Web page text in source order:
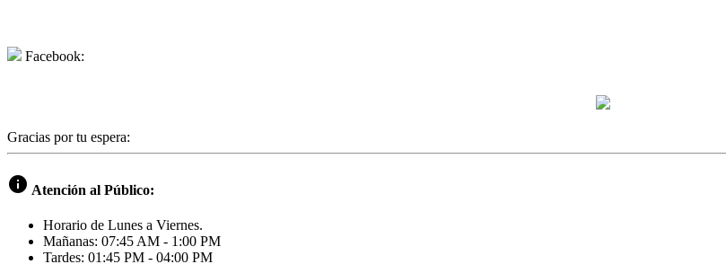
Facebook:
Gracias por tu espera:
info Atención al Público:
Horario de Lunes a Viernes.
Mañanas: 07:45 AM - 1:00 PM
Tardes: 01:45 PM - 04:00 PM